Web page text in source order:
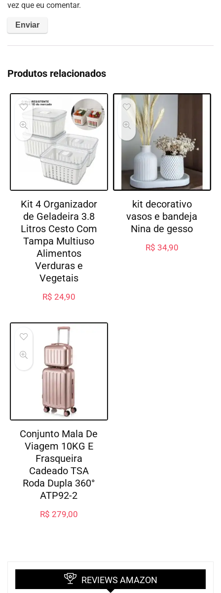
vez que eu comentar.
Produtos relacionados
Kit 4 Organizador
de Geladeira 3.8
Litros Cesto Com
Tampa Multiuso
Alimentos
Verduras e
Vegetais
R$ 24,90
kit decorativo
vasos e bandeja
Nina de gesso
R$ 34,90
Conjunto Mala De
Viagem 10KG E
Frasqueira
Cadeado TSA
Roda Dupla 360°
ATP92-2
R$ 279,00
REVIEWS AMAZON